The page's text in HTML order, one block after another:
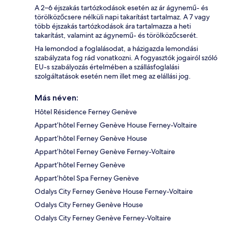
A 2–6 éjszakás tartózkodások esetén az ár ágynemű- és
törölközőcsere nélküli napi takarítást tartalmaz. A 7 vagy
több éjszakás tartózkodások ára tartalmazza a heti
takarítást, valamint az ágynemű- és törölközőcserét.
Ha lemondod a foglalásodat, a házigazda lemondási
szabályzata fog rád vonatkozni. A fogyasztók jogairól szóló
EU-s szabályozás értelmében a szállásfoglalási
szolgáltatások esetén nem illet meg az elállási jog.
Más néven:
Hôtel Résidence Ferney Genève
Appart’hôtel Ferney Genève House Ferney-Voltaire
Appart’hôtel Ferney Genève House
Appart’hôtel Ferney Genève Ferney-Voltaire
Appart’hôtel Ferney Genève
Appart’hôtel Spa Ferney Genève
Odalys City Ferney Genève House Ferney-Voltaire
Odalys City Ferney Genève House
Odalys City Ferney Genève Ferney-Voltaire